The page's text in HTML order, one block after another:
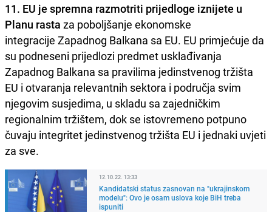
11. EU je spremna razmotriti prijedloge iznijete u
Planu rasta za poboljšanje ekonomske
integracije Zapadnog Balkana sa EU. EU primjećuje da
su podneseni prijedlozi predmet usklađivanja
Zapadnog Balkana sa pravilima jedinstvenog tržišta
EU i otvaranja relevantnih sektora i područja svim
njegovim susjedima, u skladu sa zajedničkim
regionalnim tržištem, dok se istovremeno potpuno
čuvaju integritet jedinstvenog tržišta EU i jednaki uvjeti
za sve.
12.10.22. 13:33
Kandidatski status zasnovan na "ukrajinskom
modelu": Ovo je osam uslova koje BiH treba
ispuniti